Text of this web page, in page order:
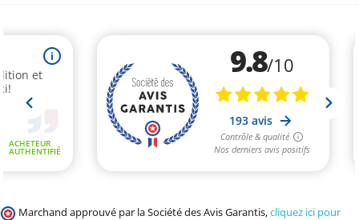
Marchand approuvé par la Société des Avis Garantis,cliquez ici pour